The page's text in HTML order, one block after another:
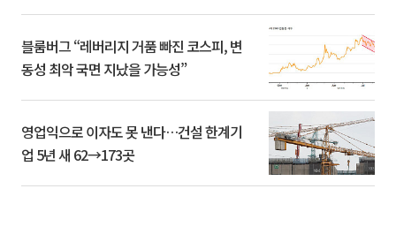
블룸버그 “레버리지 거품 빠진 코스피, 변
동성 최악 국면 지났을 가능성”
영업익으로 이자도 못 낸다…건설 한계기
업 5년 새 62→173곳